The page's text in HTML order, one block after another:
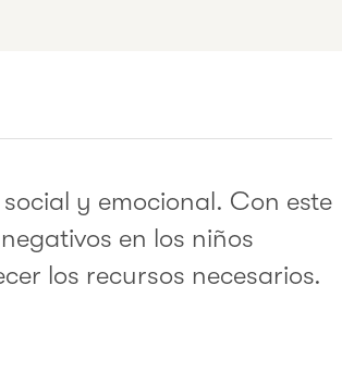
y emocional. Con este
en los niños
los recursos necesarios.